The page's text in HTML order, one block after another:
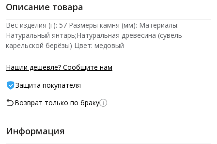
Описание товара
Вес изделия (г): 57 Размеры камня (мм): Материалы:
Натуральный янтарь;Натуральная древесина (сувель
карельской берёзы) Цвет: медовый
Нашли дешевле? Сообщите нам
Защита покупателя
Возврат только по браку
Информация